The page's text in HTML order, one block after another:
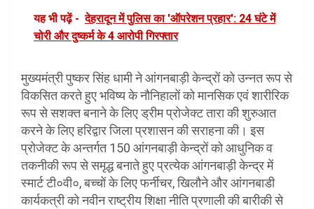
यह भी पढ़ें - देहरादून में पुलिस का 'ऑपरेशन प्रहार': 24 घंटे में
चोरी और दुष्कर्म के 4 आरोपी गिरफ्तार
मुख्यमंत्री पुष्कर सिंह धामी ने आंगनबाड़ी केन्द्रों को उन्नत रूप से
विकसित करते हुए भविष्य के नौनिहालों को मानसिक एवं शारीरिक
रूप से सशक्त बनाने के लिए ड्रीम प्रोजेक्ट तारा की शुरुआत
करने के लिए हरिद्वार जिला प्रशासन की सराहना की। इस
प्रोजेक्ट के अन्तर्गत 150 आंगनबाड़ी केन्द्रों को आधुनिक व
तकनीकी रूप से समृद्ध बनाते हुए प्रत्येक आंगनबाड़ी केन्द्र में
स्मार्ट टी०वी०, बच्चों के लिए फर्नीचर, खिलौने और आंगनबाडी
कार्यकत्री को नवीन राष्ट्रीय शिक्षा नीति प्रणाली की बारीकी से